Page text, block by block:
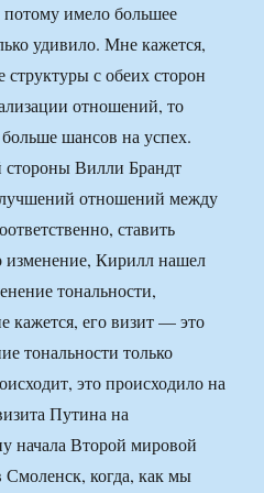
потому имело большее
удивило. Мне кажется,
структуры с обеих сторон
отношений, то
больше шансов на успех.
стороны Вилли Брандт
отношений между
ставить
изменение, Кирилл нашел
тональности,
кажется, его визит — это
тональности только
это происходило на
Путина на
начала Второй мировой
когда, как мы